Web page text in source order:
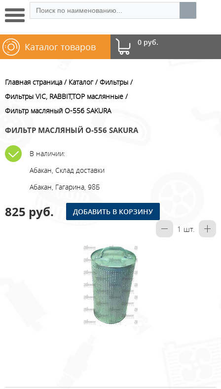
0 руб.
Каталог товаров
Главная страница Каталог
Фильтры
Фильтры VIC, RABBIT,TOP маслянные
Фильтр масляный O-556 SAKURA
ФИЛЬТР МАСЛЯНЫЙ O-556 SAKURA
В наличии:
Абакан, Склад доставки
Абакан, Гагарина, 98Б
825 руб. ДОБАВИТЬ В КОРЗИНУ
1 шт.